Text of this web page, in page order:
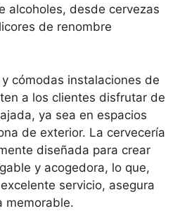
alcoholes, desde cervezas
de renombre
cómodas instalaciones de
a los clientes disfrutar de
ya sea en espacios
de exterior. La cervecería
diseñada para crear
y acogedora, lo que,
servicio, asegura
memorable.